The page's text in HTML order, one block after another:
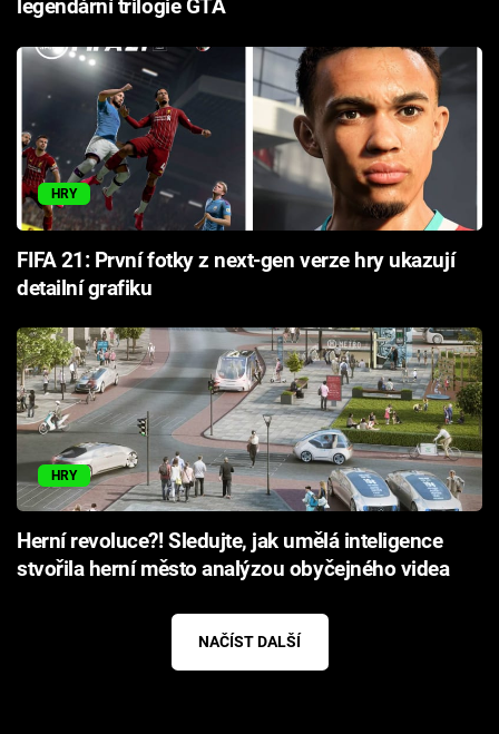
legendární trilogie GTA
HRY
FIFA 21: První fotky z next-gen verze hry ukazují
detailní grafiku
HRY
Herní revoluce?! Sledujte, jak umělá inteligence
stvořila herní město analýzou obyčejného videa
NAČÍST DALŠÍ